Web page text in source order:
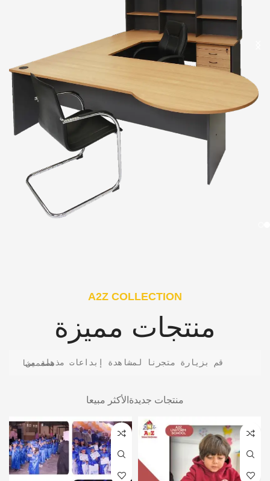
A2Z COLLECTION
منتجات مميزة
قم بزيارة متجرنا لمشاهدة إبداعات مذهلة من مصممينا
منتجات جديدة الأكثر مبيعا